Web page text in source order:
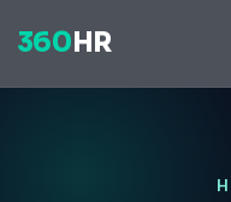
360 HR